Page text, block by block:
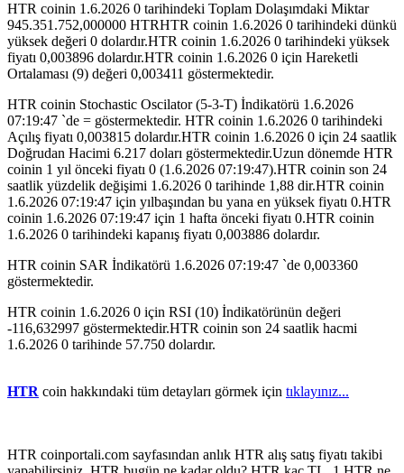
HTR coinin 1.6.2026 0 tarihindeki Toplam Dolaşımdaki Miktar
945.351.752,000000 HTRHTR coinin 1.6.2026 0 tarihindeki dünkü
yüksek değeri 0 dolardır.HTR coinin 1.6.2026 0 tarihindeki yüksek
fiyatı 0,003896 dolardır.HTR coinin 1.6.2026 0 için Hareketli
Ortalaması (9) değeri 0,003411 göstermektedir.
HTR coinin Stochastic Oscilator (5-3-T) İndikatörü 1.6.2026
07:19:47 `de = göstermektedir. HTR coinin 1.6.2026 0 tarihindeki
Açılış fiyatı 0,003815 dolardır.HTR coinin 1.6.2026 0 için 24 saatlik
Doğrudan Hacimi 6.217 doları göstermektedir.Uzun dönemde HTR
coinin 1 yıl önceki fiyatı 0 (1.6.2026 07:19:47).HTR coinin son 24
saatlik yüzdelik değişimi 1.6.2026 0 tarihinde 1,88 dir.HTR coinin
1.6.2026 07:19:47 için yılbaşından bu yana en yüksek fiyatı 0.HTR
coinin 1.6.2026 07:19:47 için 1 hafta önceki fiyatı 0.HTR coinin
1.6.2026 0 tarihindeki kapanış fiyatı 0,003886 dolardır.
HTR coinin SAR İndikatörü 1.6.2026 07:19:47 `de 0,003360
göstermektedir.
HTR coinin 1.6.2026 0 için RSI (10) İndikatörünün değeri
-116,632997 göstermektedir.HTR coinin son 24 saatlik hacmi
1.6.2026 0 tarihinde 57.750 dolardır.
HTR coin hakkındaki tüm detayları görmek için tıklayınız...
HTR coinportali.com sayfasından anlık HTR alış satış fiyatı takibi